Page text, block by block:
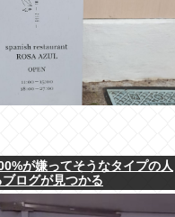
が嫌ってそうなタイプの人
ログが見つかる